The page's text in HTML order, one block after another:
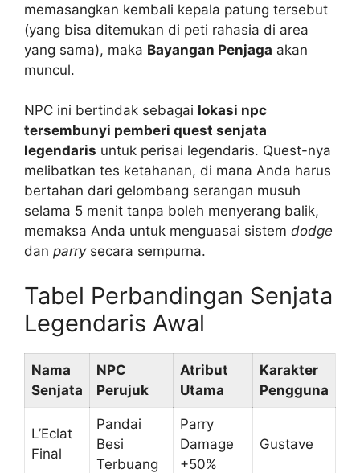
memasangkan kembali kepala patung tersebut
(yang bisa ditemukan di peti rahasia di area
yang sama), maka Bayangan Penjaga akan
muncul.
NPC ini bertindak sebagai lokasi npc
tersembunyi pemberi quest senjata
legendaris untuk perisai legendaris. Quest-nya
melibatkan tes ketahanan, di mana Anda harus
bertahan dari gelombang serangan musuh
selama 5 menit tanpa boleh menyerang balik,
memaksa Anda untuk menguasai sistem dodge
dan parrysecara sempurna.
Tabel Perbandingan Senjata
Legendaris Awal
Nama
Senjata
NPC
Perujuk
Atribut
Utama
Karakter
Pengguna
L’Eclat
Final
Pandai
Besi
Terbuang
Parry
Damage
+50%
Gustave